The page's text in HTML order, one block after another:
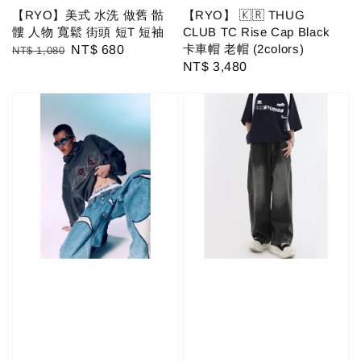
【RYO】美式 水洗 做舊 骷
髏 人物 寬鬆 街頭 短T 短袖
Regular
NT$ 1,080 Sale
NT$ 680
【RYO】 🇰🇷 THUG
CLUB TC Rise Cap Black
卡車帽 老帽 (2colors)
Regular
NT$ 3,480